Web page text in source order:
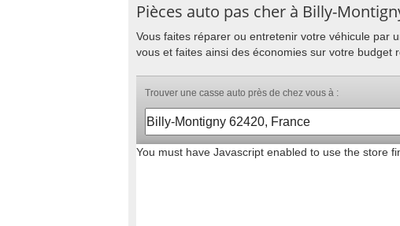
Pièces auto pas cher à Billy-
Vous faites réparer ou entretenir votre véhicule par
vous et faites ainsi des économies sur votre budget